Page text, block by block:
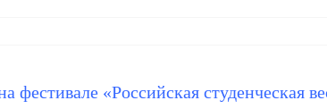
фестивале «Российская студенческая